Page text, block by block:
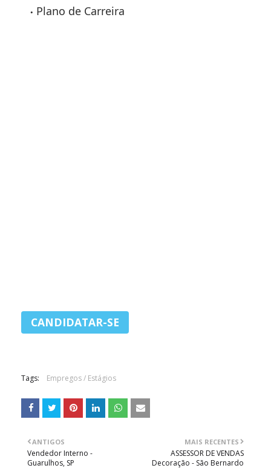
Plano de Carreira
Tags: Empregos / Estágios
MAIS RECENTES
ASSESSOR DE VENDAS
Decoração - São Bernardo
ANTIGOS
Vendedor Interno -
Guarulhos, SP